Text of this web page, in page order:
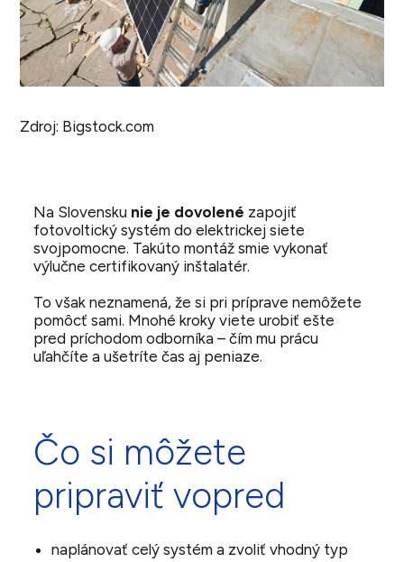
Zdroj: Bigstock.com
Na Slovensku nie je dovolené zapojiť
fotovoltický systém do elektrickej siete
svojpomocne. Takúto montáž smie vykonať
výlučne certifikovaný inštalatér.
To však neznamená, že si pri príprave nemôžete
pomôcť sami. Mnohé kroky viete urobiť ešte
pred príchodom odborníka – čím mu prácu
uľahčíte a ušetríte čas aj peniaze.
Čo si môžete
pripraviť vopred
naplánovať celý systém a zvoliť vhodný typ